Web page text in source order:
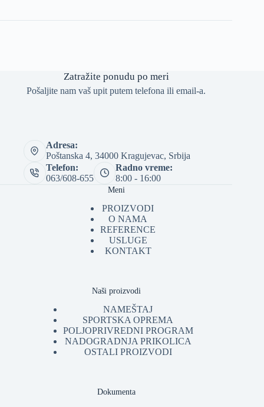
Zatražite ponudu po meri
Pošaljite nam vaš upit putem telefona ili email-a.
Adresa:
Poštanska 4, 34000 Kragujevac, Srbija
Telefon:
063/608-655
Radno vreme:
8:00 - 16:00
Meni
PROIZVODI
O NAMA
REFERENCE
USLUGE
KONTAKT
Naši proizvodi
NAMEŠTAJ
SPORTSKA OPREMA
POLJOPRIVREDNI PROGRAM
NADOGRADNJA PRIKOLICA
OSTALI PROIZVODI
Dokumenta